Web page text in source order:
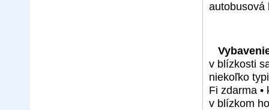
autobusová
v blízkosti
niekoľko
Fi zdarma
v blízkom